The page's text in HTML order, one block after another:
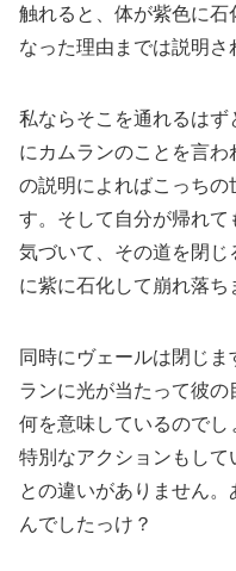
触れると、体が紫色に石
なった理由までは説明さ
私ならそこを通れるはず
にカムランのことを言
の説明によればこっち
す。そして自分が帰れて
気づいて、その道を閉じ
に紫に石化して崩れ落ち
同時にヴェールは閉じ
ランに光が当たって彼
何を意味しているのでし
特別なアクションもして
との違いがありません
んでしたっけ？